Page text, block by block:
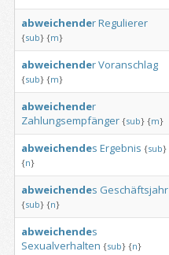
abweichenderRegulierer
{sub} {m}
abweichenderVoranschlag
{sub} {m}
abweichender
Zahlungsempfänger {sub} {m}
abweichendes Ergebnis {sub}
{n}
abweichendes Geschäftsjahr
{sub} {n}
abweichendes
Sexualverhalten {sub} {n}